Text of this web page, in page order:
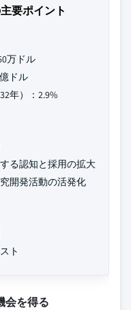
要ポイント
万ドル
ドル
年）：2.9%
る認知と採用の拡大
開発活動の活発化
ト
会を得る